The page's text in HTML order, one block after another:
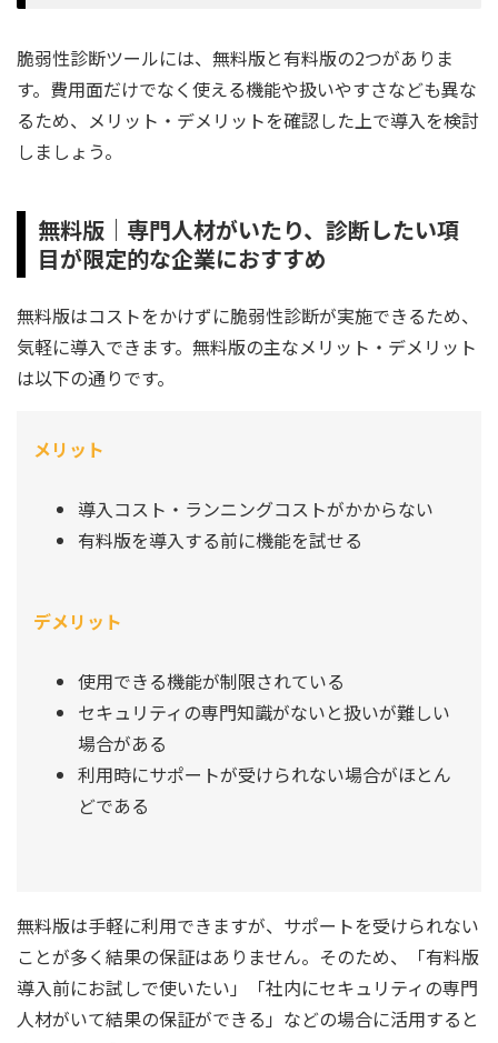
脆弱性診断ツールには、無料版と有料版の2つがありま
す。費用面だけでなく使える機能や扱いやすさなども異な
るため、メリット・デメリットを確認した上で導入を検討
しましょう。
無料版｜専門人材がいたり、診断したい項
目が限定的な企業におすすめ
無料版はコストをかけずに脆弱性診断が実施できるため、
気軽に導入できます。無料版の主なメリット・デメリット
は以下の通りです。
メリット
導入コスト・ランニングコストがかからない
有料版を導入する前に機能を試せる
デメリット
使用できる機能が制限されている
セキュリティの専門知識がないと扱いが難しい
場合がある
利用時にサポートが受けられない場合がほとん
どである
無料版は手軽に利用できますが、サポートを受けられない
ことが多く結果の保証はありません。そのため、「有料版
導入前にお試しで使いたい」「社内にセキュリティの専門
人材がいて結果の保証ができる」などの場合に活用すると